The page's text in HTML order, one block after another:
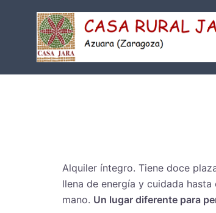
contenido
Alquiler íntegro. Tiene doce
llena de energía y cuidada
mano. Un lugar diferente para